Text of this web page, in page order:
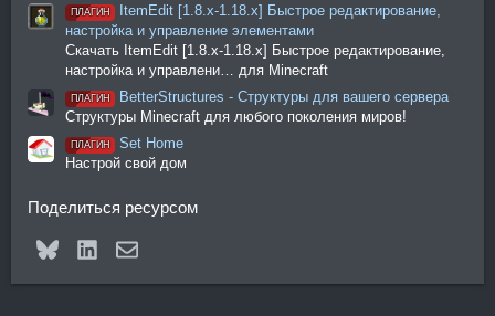
ПЛАГИН
ItemEdit [1.8.x-1.18.x] Быстрое редактирование,
настройка и управление элементами
Скачать ItemEdit [1.8.x-1.18.x] Быстрое редактирование,
настройка и управлени… для Minecraft
ПЛАГИН
BetterStructures - Структуры для вашего сервера
Структуры Minecraft для любого поколения миров!
ПЛАГИН
Set Home
Настрой свой дом
Поделиться ресурсом
BlueskyLinkedInЭлектронная почта